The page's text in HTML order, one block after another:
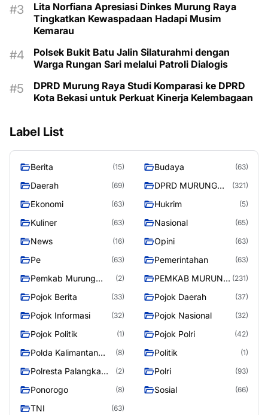
Lita Norfiana Apresiasi Dinkes Murung Raya
Tingkatkan Kewaspadaan Hadapi Musim
Kemarau
Polsek Bukit Batu Jalin Silaturahmi dengan
Warga Rungan Sari melalui Patroli Dialogis
DPRD Murung Raya Studi Komparasi ke DPRD
Kota Bekasi untuk Perkuat Kinerja Kelembagaan
Label List
Berita (15) Budaya (63)
Daerah (69)
DPRD MURUNG
(321)
Ekonomi (63) Hukrim (5)
Kuliner (63) Nasional (65)
News (16) Opini (63)
Pe (63) Pemerintahan (63)
Pemkab Murung
(2)
PEMKAB MURUNG (231)
Pojok Berita (33) Pojok Daerah (37)
Pojok Informasi (32) Pojok Nasional (32)
Pojok Politik (1) Pojok Polri (42)
Polda Kalimantan
(8) Politik (1)
Polresta Palangka
(2) Polri (93)
Ponorogo (8) Sosial (66)
TNI (63)